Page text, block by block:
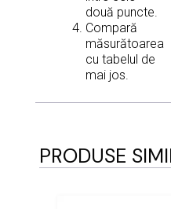
două puncte.
Compară
măsurătoarea
cu tabelul de
mai jos.
PRODUSE